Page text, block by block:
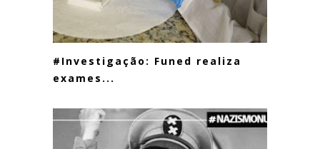
#Investigação: Funed realiza
exames...